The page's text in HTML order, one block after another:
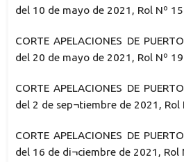
del 10 de mayo de 2021, Rol Nº
CORTE APELACIONES DE
del 20 de mayo de 2021, Rol Nº
CORTE APELACIONES DE
del 2 de sep¬tiembre de 2021, Rol
CORTE APELACIONES DE
del 16 de di¬ciembre de 2021, Rol